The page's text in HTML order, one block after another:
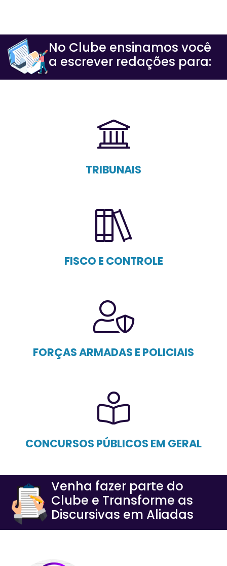
No Clube ensinamos você
a escrever redações para:
TRIBUNAIS
FISCO E CONTROLE
FORÇAS ARMADAS E POLICIAIS
CONCURSOS PÚBLICOS EM GERAL
Venha fazer parte do
Clube e Transforme as
Discursivas em Aliadas